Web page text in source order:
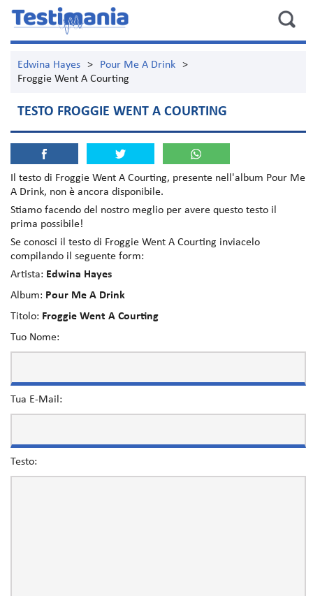
Edwina Hayes > Pour Me A Drink
>
Froggie Went A Courting
TESTO FROGGIE WENT A COURTING
Il testo di Froggie Went A Courting, presente nell'album Pour Me
A Drink, non è ancora disponibile.
Stiamo facendo del nostro meglio per avere questo testo il
prima possibile!
Se conosci il testo di Froggie Went A Courting inviacelo
compilando il seguente form:
Artista: Edwina Hayes
Album: Pour Me A Drink
Titolo: Froggie Went A Courting
Tuo Nome:
Tua E-Mail:
Testo: